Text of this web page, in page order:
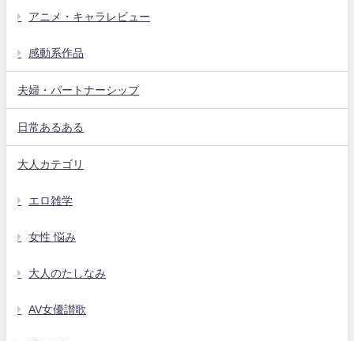
アニメ・キャラレビュー
感動系作品
夫婦・パートナーシップ
日常あるある
大人カテゴリ
エロ雑学
女性 悩み
大人のたしなみ
AV女優讃歌